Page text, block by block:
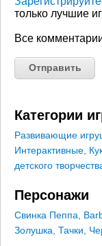
только лучшие
Все
Категории
Развивающие
Интерактивные
детского
Персонажи
Свинка Пеппа
Золушка Тачки